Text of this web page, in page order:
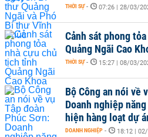
THỜI SỰ - 07:26 | 28/03/
Cảnh sát phong
Quảng Ngãi Cao
THỜI SỰ - 15:27 | 08/03/
Bộ Công an nói về
Doanh nghiệp
hiện hàng loạt dự
DOANH NGHIỆP - 18:12 |